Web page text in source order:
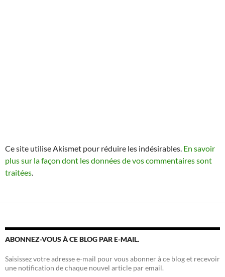
Ce site utilise Akismet pour réduire les indésirables. En savoir
plus sur la façon dont les données de vos commentaires sont
traitées.
ABONNEZ-VOUS À CE BLOG PAR E-MAIL.
Saisissez votre adresse e-mail pour vous abonner à ce blog et recevoir
une notification de chaque nouvel article par email.